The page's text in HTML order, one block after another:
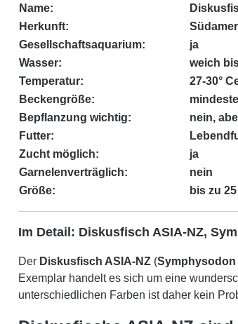
Name:
Herkunft:
Gesellschaftsaquarium:
ja
Wasser:
weich
Temperatur:
27-30°
Beckengröße:
Bepflanzung wichtig:
nein,
Futter:
Zucht möglich:
ja
Garnelenverträglich:
nein
Größe:
bis zu
Im Detail: Diskusfisch ASIA-NZ,
Der Diskusfisch ASIA-NZ (Symphysodon
Exemplar handelt es sich um eine
unterschiedlichen Farben ist daher kein